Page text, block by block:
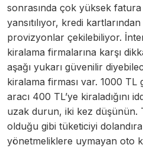
sonrasında çok yüksek
yansıtılıyor, kredi
provizyonlar çekilebiliyor.
kiralama firmalarına karşı
aşağı yukarı güvenilir
kiralama firması var. 1000 TL
aracı 400 TL’ye kiraladığını
uzak durun, iki kez düşünün.
olduğu gibi tüketiciyi
yönetmeliklere uymayan oto